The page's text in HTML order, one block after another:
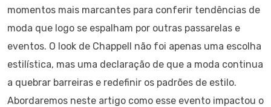
momentos mais marcantes para conferir tendências de
moda que logo se espalham por outras passarelas e
eventos. O look de Chappell não foi apenas uma escolha
estilística, mas uma declaração de que a moda continua
a quebrar barreiras e redefinir os padrões de estilo.
Abordaremos neste artigo como esse evento impactou o